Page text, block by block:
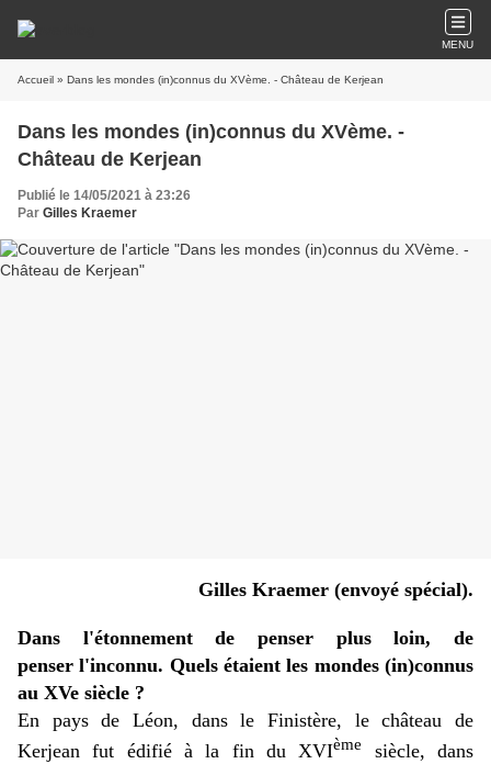
MENU
Accueil » Dans les mondes (in)connus du XVème. - Château de Kerjean
Dans les mondes (in)connus du XVème. -
Château de Kerjean
Publié le 14/05/2021 à 23:26
Par Gilles Kraemer
Gilles Kraemer (envoyé spécial).
Dans l'étonnement de penser plus loin, de
penser l'inconnu. Quels étaient les mondes (in)connus
au XVe siècle ?
En pays de Léon, dans le Finistère, le château de
Kerjean fut édifié à la fin du XVIème
siècle, dans